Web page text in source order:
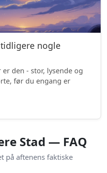
nogle
den - stor, lysende og
før du engang er
Stad — FAQ
på aftenens faktiske